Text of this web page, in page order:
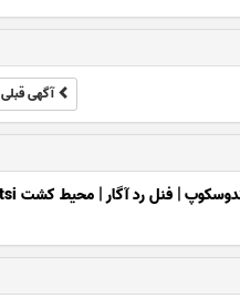
آگهی قبلی
|فنل رد آگار|محیط کشت tsi